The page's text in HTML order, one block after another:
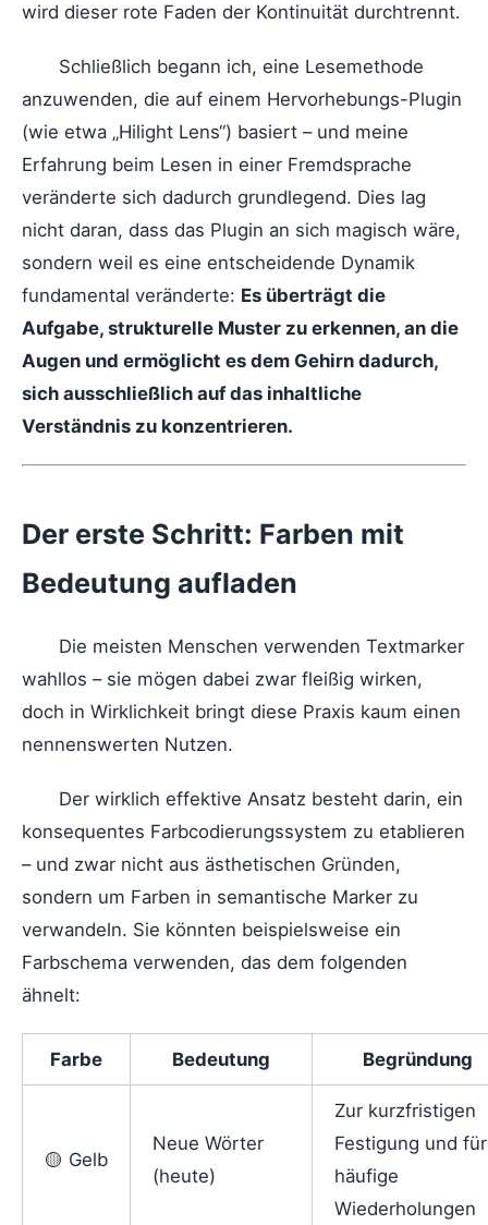
wird dieser rote Faden der Kontinuität durchtrennt.
Schließlich begann ich, eine Lesemethode
anzuwenden, die auf einem Hervorhebungs-Plugin
(wie etwa „Hilight Lens“) basiert – und meine
Erfahrung beim Lesen in einer Fremdsprache
veränderte sich dadurch grundlegend. Dies lag
nicht daran, dass das Plugin an sich magisch wäre,
sondern weil es eine entscheidende Dynamik
fundamental veränderte: Es überträgt die
Aufgabe, strukturelle Muster zu erkennen, an die
Augen und ermöglicht es dem Gehirn dadurch,
sich ausschließlich auf das inhaltliche
Verständnis zu konzentrieren.
Der erste Schritt: Farben mit
Bedeutung aufladen
Die meisten Menschen verwenden Textmarker
wahllos – sie mögen dabei zwar fleißig wirken,
doch in Wirklichkeit bringt diese Praxis kaum einen
nennenswerten Nutzen.
Der wirklich effektive Ansatz besteht darin, ein
konsequentes Farbcodierungssystem zu etablieren
– und zwar nicht aus ästhetischen Gründen,
sondern um Farben in semantische Marker zu
verwandeln. Sie könnten beispielsweise ein
Farbschema verwenden, das dem folgenden
ähnelt:
Farbe Bedeutung Begründung
🟡 Gelb
Neue Wörter
(heute)
Zur kurzfristigen
Festigung und für
häufige
Wiederholungen